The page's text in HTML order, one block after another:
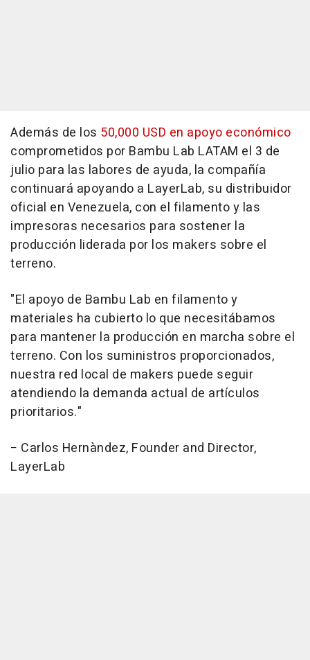
Además de los 50,000 USD en apoyo económico
comprometidos por Bambu Lab LATAM el 3 de
julio para las labores de ayuda, la compañía
continuará apoyando a LayerLab, su distribuidor
oficial en Venezuela, con el filamento y las
impresoras necesarios para sostener la
producción liderada por los makers sobre el
terreno.
"El apoyo de Bambu Lab en filamento y
materiales ha cubierto lo que necesitábamos
para mantener la producción en marcha sobre el
terreno. Con los suministros proporcionados,
nuestra red local de makers puede seguir
atendiendo la demanda actual de artículos
prioritarios."
− Carlos Hernàndez, Founder and Director,
LayerLab